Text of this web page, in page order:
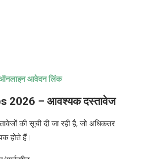
आवेदन लिंक
2026 – आवश्यक दस्तावेज
की सूची दी जा रही है,जो अधिकतर
होते हैं।